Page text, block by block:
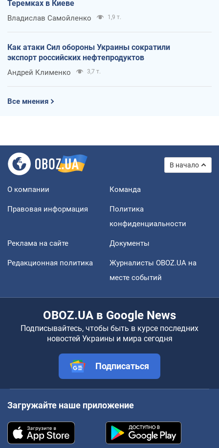
Теремках в Киеве
Владислав Самойленко 1,9 т.
Как атаки Сил обороны Украины сократили
экспорт российских нефтепродуктов
Андрей Клименко 3,7 т.
Все мнения
В начало
О компании Команда
Правовая информация
Политика
конфиденциальности
Реклама на сайте Документы
Редакционная политика
Журналисты OBOZ.UA на
месте событий
OBOZ.UA в Google News
Подписывайтесь, чтобы быть в курсе последних
новостей Украины и мира сегодня
Подписаться
Загружайте наше приложение